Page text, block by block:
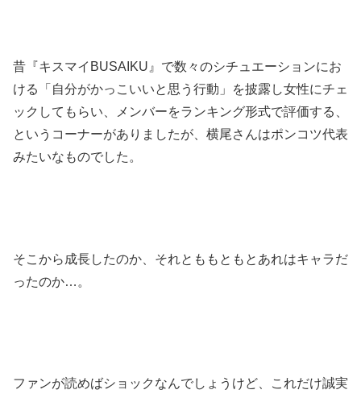
昔『キスマイBUSAIKU』で数々のシチュエーションにお
ける「自分がかっこいいと思う行動」を披露し女性にチェ
ックしてもらい、メンバーをランキング形式で評価する、
というコーナーがありましたが、横尾さんはポンコツ代表
みたいなものでした。
そこから成長したのか、それとももともとあれはキャラだ
ったのか…。
ファンが読めばショックなんでしょうけど、これだけ誠実